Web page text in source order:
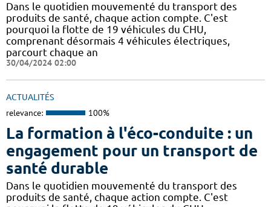
Dans le quotidien mouvementé du transport des
produits de santé, chaque action compte. C'est
pourquoi la flotte de 19 véhicules du CHU,
comprenant désormais 4 véhicules électriques,
parcourt chaque an
30/04/2024 02:00
ACTUALITÉS
relevance: 100%
La formation à l'éco-conduite : un
engagement pour un transport de
santé durable
Dans le quotidien mouvementé du transport des
produits de santé, chaque action compte. C'est